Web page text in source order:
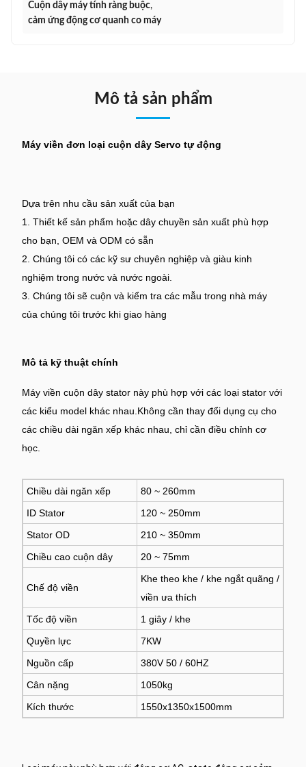
Cuộn dây máy tính ràng buộc,
cảm ứng động cơ quanh co máy
Mô tả sản phẩm
Máy viền đơn loại cuộn dây Servo tự động
Dựa trên nhu cầu sản xuất của bạn
1. Thiết kế sản phẩm hoặc dây chuyền sản xuất phù hợp
cho bạn, OEM và ODM có sẵn
2. Chúng tôi có các kỹ sư chuyên nghiệp và giàu kinh
nghiệm trong nước và nước ngoài.
3. Chúng tôi sẽ cuộn và kiểm tra các mẫu trong nhà máy
của chúng tôi trước khi giao hàng
Mô tả kỹ thuật chính
Máy viền cuộn dây stator này phù hợp với các loại stator với
các kiểu model khác nhau.Không cần thay đổi dụng cụ cho
các chiều dài ngăn xếp khác nhau, chỉ cần điều chỉnh cơ
học.
Chiều dài ngăn xếp
80 ~ 260mm
ID Stator
120 ~ 250mm
Stator OD
210 ~ 350mm
Chiều cao cuộn dây
20 ~ 75mm
Chế độ viền
Khe theo khe / khe ngắt quãng /
viền ưa thích
Tốc độ viền
1 giây / khe
Quyền lực
7KW
Nguồn cấp
380V 50 / 60HZ
Cân nặng
1050kg
Kích thước
1550x1350x1500mm